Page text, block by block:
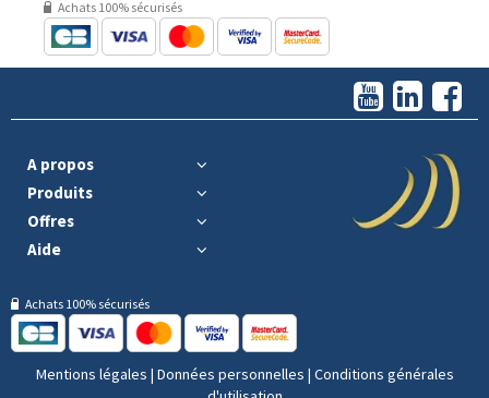
Achats 100% sécurisés
A propos
Produits
Offres
Aide
Achats 100% sécurisés
Mentions légales | Données personnelles | Conditions générales